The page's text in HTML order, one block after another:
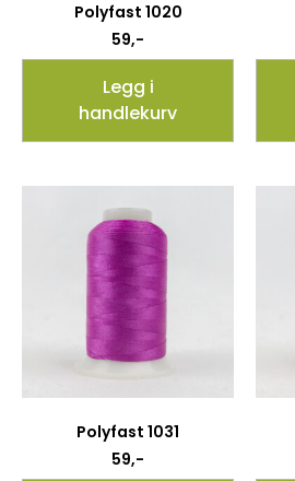
Polyfast 1020
59,-
Legg i
handlekurv
Polyfast 1031
59,-